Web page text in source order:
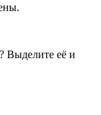
Выделите её и